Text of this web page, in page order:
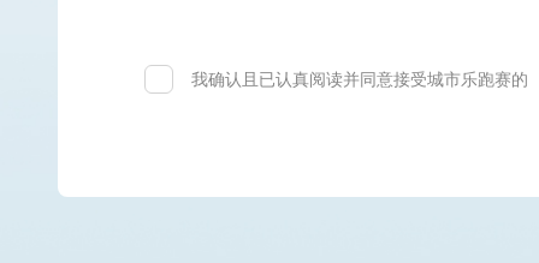
我确认且已认真阅读并同意接受城市乐跑赛的